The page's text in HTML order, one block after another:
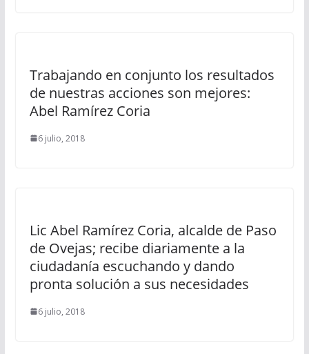
Trabajando en conjunto los resultados
de nuestras acciones son mejores:
Abel Ramírez Coria
6 julio, 2018
Lic Abel Ramírez Coria, alcalde de Paso
de Ovejas; recibe diariamente a la
ciudadanía escuchando y dando
pronta solución a sus necesidades
6 julio, 2018